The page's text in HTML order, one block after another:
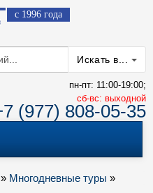
с 1996 года
Искать в...
пн-пт: 11:00-19:00;
cб-вс: выходной
(977) 808-05-35
» Многодневные туры »